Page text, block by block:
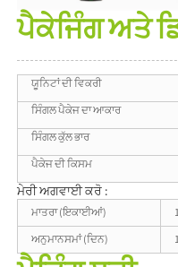
ਪੈਕੇਜਿੰਗ ਅਤੇ
ਯੂਨਿਟਾਂ ਦੀ ਵਿਕਰੀ
ਸਿੰਗਲ ਪੈਕੇਜ ਦਾ ਆਕਾਰ
ਸਿੰਗਲ ਕੁੱਲ ਭਾਰ
ਪੈਕੇਜ ਦੀ ਕਿਸਮ
ਮੇਰੀ ਅਗਵਾਈ ਕਰੋ :
ਮਾਤਰਾ (ਇਕਾਈਆਂ)
ਅਨੁਮਾਨਸਮਾਂ (ਦਿਨ)